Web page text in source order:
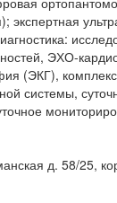
экспертная
ЭХО-
(ЭКГ),
системы,
д. 58/25,